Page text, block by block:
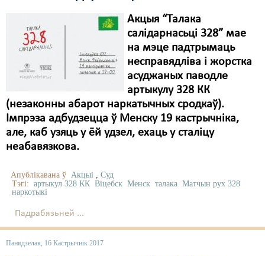
Акцыя “Талака
салідарнасьці 328” мае
на мэце падтрымаць
несправядліва і жорстка
асуджаных паводле
артыкулу 328 КК
(незаконны абарот наркатычных сродкаў).
Імпрэза адбудзецца ў Менску 19 кастрычніка,
але, каб узяць у ёй удзел, ехаць у сталіцу
неабавязкова.
Апублікавана ў Акцыі , Суд
Тэгі: артыкул 328 КК Віцебск Менск талака Матчын рух 328
наркотыкі
Падрабязьней ...
Панядзелак, 16 Кастрычнік 2017